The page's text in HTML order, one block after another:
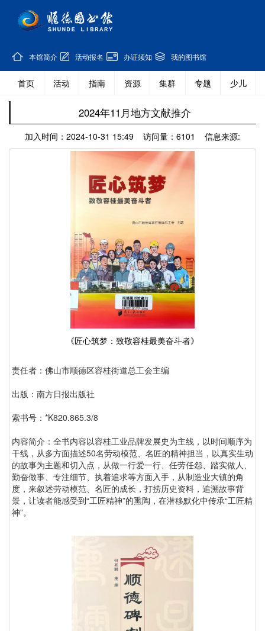
本馆简介 活动报名 办证须知 我的图书馆
首页 活动 指南 资源 集群 专题 少儿
2024年11月地方文献推介
加入时间：2024-10-31 15:49 访问量：6101 信息来源:
《匠心筑梦：致敬容桂最美奋斗者》
责任者：佛山市顺德区容桂街道总工会主编
出版：南方日报出版社
索书号：*K820.865.3/8
内容简介：全书内容以容桂工业品牌发展史为主线，以时间顺序为
干线，从多方面描述50名劳动模范、名匠的精神担当，以真实生动
的故事为主题和切入点，从做一行爱一行、任劳任怨、踏实做人、
勤奋做事、专注细节、执着追求等方面入手，从制造业大镇的角
度，来叙述劳动模范、名匠的成长，打捞历史资料，追溯故事背
景，让读者能感受到“工匠精神”的熏陶，在潜移默化中传承“工匠精
神”。